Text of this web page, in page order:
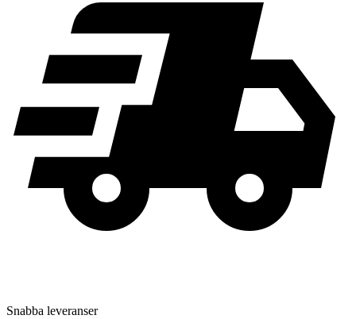
Snabba leveranser